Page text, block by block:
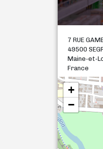
7 RUE
49500
Maine-et-
France
+
−